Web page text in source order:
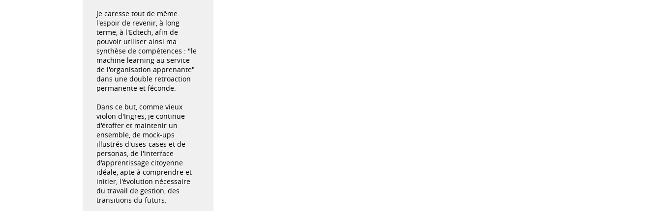
Je caresse tout de même
l'espoir de revenir, à long
terme, à l'Edtech, afin de
pouvoir utiliser ainsi ma
synthèse de compétences : "le
machine learning au service
de l'organisation apprenante"
dans une double retroaction
permanente et féconde.
Dans ce but, comme vieux
violon d'Ingres, je continue
d'étoffer et maintenir un
ensemble, de mock-ups
illustrés d'uses-cases et de
personas, de l'interface
d'apprentissage citoyenne
idéale, apte à comprendre et
initier, l'évolution nécessaire
du travail de gestion, des
transitions du futurs.